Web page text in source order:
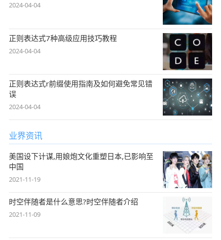
2024-04-04
正则表达式7种高级应用技巧教程
2024-04-04
正则表达式r前缀使用指南及如何避免常见错
误
2024-04-04
业界资讯
美国设下计谋,用娘炮文化重塑日本,已影响至
中国
2021-11-19
时空伴随者是什么意思?时空伴随者介绍
2021-11-09